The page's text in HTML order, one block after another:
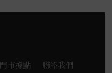
門市據點 聯絡我們